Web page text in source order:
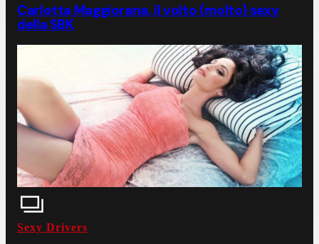
Carlotta Maggiorana, il volto (molto) sexy
della SBK
Sexy Drivers